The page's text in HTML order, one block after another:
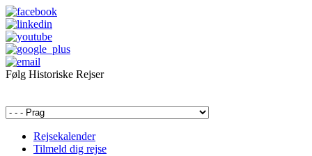
Følg Historiske Rejser
Rejsekalender
Tilmeld dig rejse